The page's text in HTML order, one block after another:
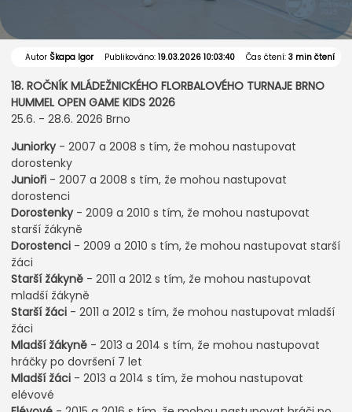
Autor Škapa Igor Publikováno: 19.03.2026 10:03:40 Čas čtení:3 min čtení
18. ROČNÍK MLÁDEŽNICKÉHO FLORBALOVÉHO TURNAJE BRNO
HUMMEL OPEN GAME KIDS 2026
25.6. - 28.6. 2026 Brno
Juniorky- 2007 a 2008 s tím, že mohou nastupovat
dorostenky
Junioři - 2007 a 2008 s tím, že mohou nastupovat
dorostenci
Dorostenky- 2009 a 2010 s tím, že mohou nastupovat
starší žákyně
Dorostenci - 2009 a 2010 s tím, že mohou nastupovat starší
žáci
Starší žákyně - 2011 a 2012 s tím, že mohou nastupovat
mladší žákyně
Starší žáci - 2011 a 2012 s tím, že mohou nastupovat mladší
žáci
Mladší žákyně - 2013 a 2014 s tím, že mohou nastupovat
hráčky po dovršení 7 let
Mladší žáci - 2013 a 2014 s tím, že mohou nastupovat
elévové